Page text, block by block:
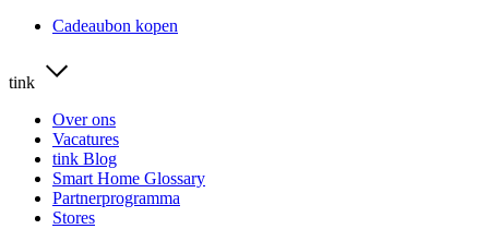
Cadeaubon kopen
tink
Over ons
Vacatures
tink Blog
Smart Home Glossary
Partnerprogramma
Stores